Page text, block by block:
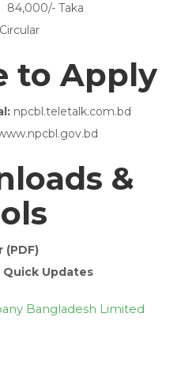
84,000/- Taka
to Apply
npcbl.teletalk.com.bd
&
(PDF)
Updates
Bangladesh Limited